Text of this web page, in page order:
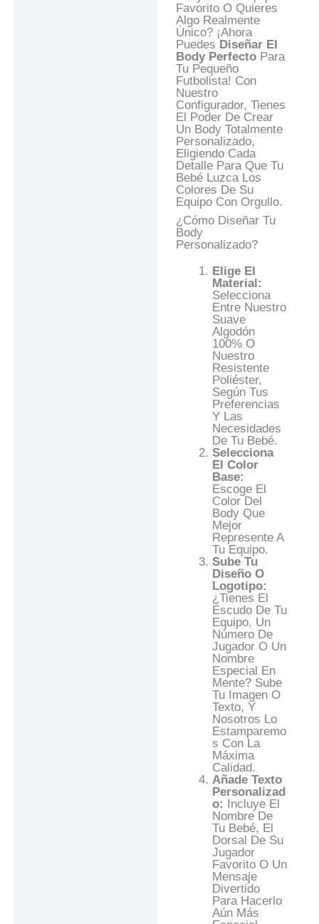
Favorito O Quieres
Algo Realmente
Único? ¡Ahora
Puedes Diseñar El
Body PerfectoPara
Tu Pequeño
Futbolista! Con
Nuestro
Configurador, Tienes
El Poder De Crear
Un Body Totalmente
Personalizado,
Eligiendo Cada
Detalle Para Que Tu
Bebé Luzca Los
Colores De Su
Equipo Con Orgullo.
¿Cómo Diseñar Tu
Body
Personalizado?
Elige El
Material:
Selecciona
Entre Nuestro
Suave
Algodón
100% O
Nuestro
Resistente
Poliéster,
Según Tus
Preferencias
Y Las
Necesidades
De Tu Bebé.
Selecciona
El Color
Base:
Escoge El
Color Del
Body Que
Mejor
Represente A
Tu Equipo.
Sube Tu
Diseño O
Logotipo:
¿Tienes El
Escudo De Tu
Equipo, Un
Número De
Jugador O Un
Nombre
Especial En
Mente? Sube
Tu Imagen O
Texto, Y
Nosotros Lo
Estamparemo
S Con La
Máxima
Calidad.
Añade Texto
Personalizad
O: Incluye El
Nombre De
Tu Bebé, El
Dorsal De Su
Jugador
Favorito O Un
Mensaje
Divertido
Para Hacerlo
Aún Más